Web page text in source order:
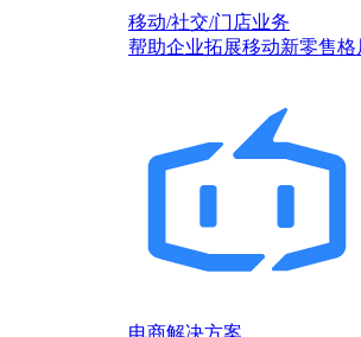
移动/社交/门店业务
帮助企业拓展移动新零售格
电商解决方案